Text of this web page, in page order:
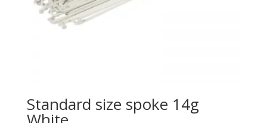
Standard size spoke 14g